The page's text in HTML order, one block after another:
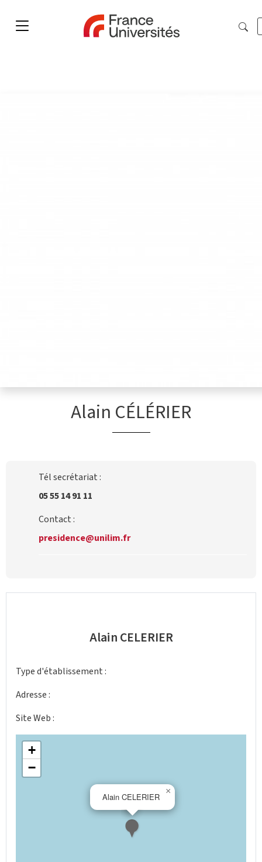
Alain CÉLÉRIER
Tél secrétariat :
05 55 14 91 11
Contact :
presidence@unilim.fr
Alain CELERIER
Type d'établissement :
Adresse :
Site Web :
Alain CELERIER
×
+
−